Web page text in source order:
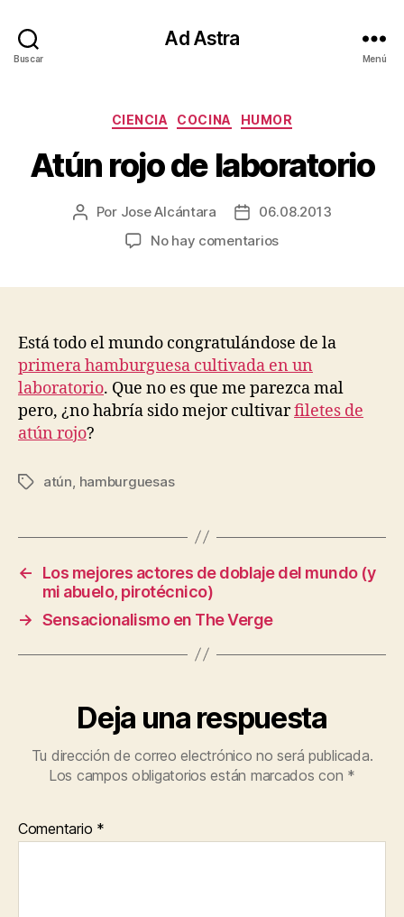
Buscar
Ad Astra
Menú
Categorías
CIENCIA COCINA HUMOR
Atún rojo de laboratorio
Autor
Por Jose Alcántara
Fecha06.08.2013
No hay comentariosen
Está todo el mundo congratulándose de la
primera hamburguesa cultivada en un
laboratorio. Que no es que me parezca mal
pero, ¿no habría sido mejor cultivarfiletes de
atún rojo?
Etiquetas
atún hamburguesas
←
Los mejores actores de doblaje del mundo (y
mi abuelo, pirotécnico)
→ Sensacionalismo en The Verge
Deja una respuesta
Tu dirección de correo electrónico no será publicada.
Los campos obligatorios están marcados con *
Comentario *